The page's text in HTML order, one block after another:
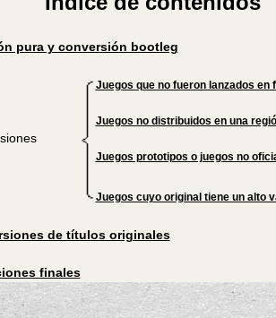
pura y conversión bootleg
Juegos que no fueron lanzados en
Juegos no distribuidos en una
Juegos prototipos o juegos no
Juegos cuyo original tiene un alto
de títulos originales
finales